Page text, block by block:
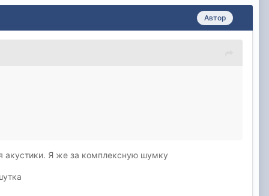
Автор
акустики. Я же за комплексную шумку